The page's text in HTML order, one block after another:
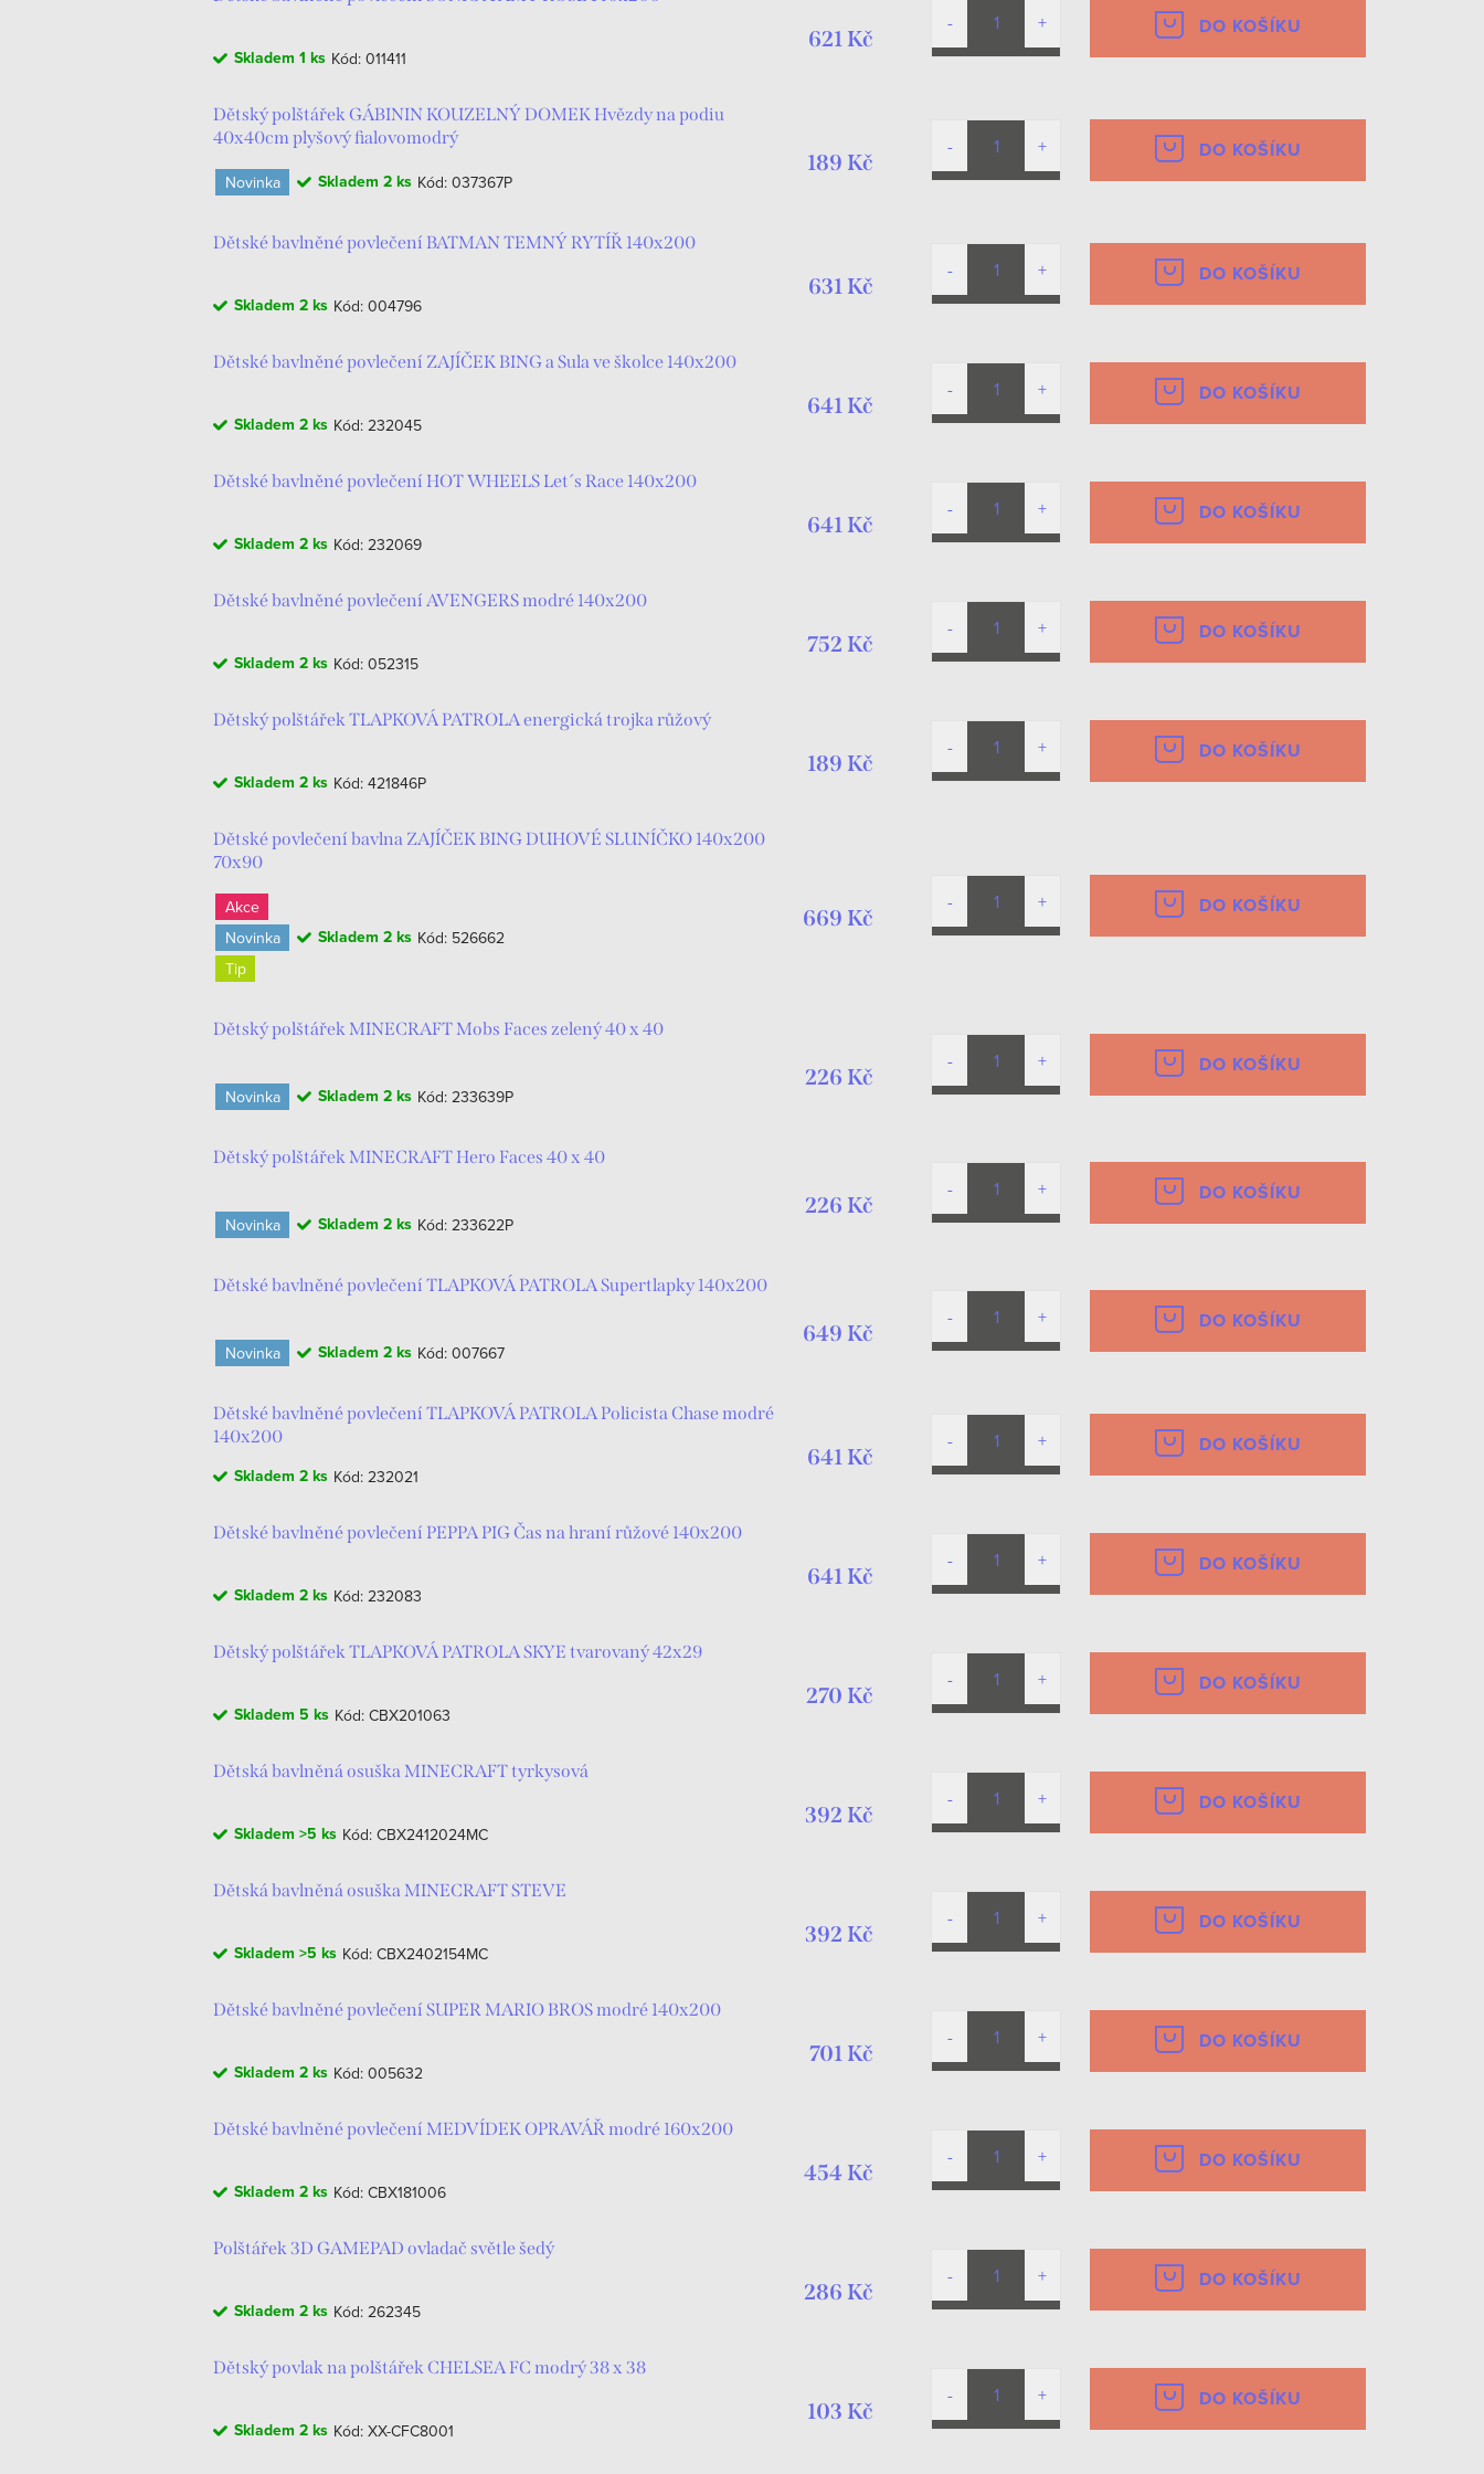
Skladem 1 ks Kód: 011411
621 Kč DO KOŠÍKU
Dětský polštářek GÁBININ KOUZELNÝ DOMEK Hvězdy na podiu
40x40cm plyšový fialovomodrý
Novinka Skladem 2 ks Kód: 037367P
189 Kč DO KOŠÍKU
Dětské bavlněné povlečení BATMAN TEMNÝ RYTÍŘ 140x200
Skladem 2 ks Kód: 004796
631 Kč DO KOŠÍKU
Dětské bavlněné povlečení ZAJÍČEK BING a Sula ve školce 140x200
Skladem 2 ks Kód: 232045
641 Kč DO KOŠÍKU
Dětské bavlněné povlečení HOT WHEELS Let´s Race 140x200
Skladem 2 ks Kód: 232069
641 Kč DO KOŠÍKU
Dětské bavlněné povlečení AVENGERS modré 140x200
Skladem 2 ks Kód: 052315
752 Kč DO KOŠÍKU
Dětský polštářek TLAPKOVÁ PATROLA energická trojka růžový
Skladem 2 ks Kód: 421846P
189 Kč DO KOŠÍKU
Dětské povlečení bavlna ZAJÍČEK BING DUHOVÉ SLUNÍČKO 140x200
70x90
Akce
Novinka
Tip
Skladem 2 ks Kód: 526662
669 Kč DO KOŠÍKU
Dětský polštářek MINECRAFT Mobs Faces zelený 40 x 40
Novinka Skladem 2 ks Kód: 233639P
226 Kč DO KOŠÍKU
Dětský polštářek MINECRAFT Hero Faces 40 x 40
Novinka Skladem 2 ks Kód: 233622P
226 Kč DO KOŠÍKU
Dětské bavlněné povlečení TLAPKOVÁ PATROLA Supertlapky 140x200
Novinka Skladem 2 ks Kód: 007667
649 Kč DO KOŠÍKU
Dětské bavlněné povlečení TLAPKOVÁ PATROLA Policista Chase modré
140x200
Skladem 2 ks Kód: 232021
641 Kč DO KOŠÍKU
Dětské bavlněné povlečení PEPPA PIG Čas na hraní růžové 140x200
Skladem 2 ks Kód: 232083
641 Kč DO KOŠÍKU
Dětský polštářek TLAPKOVÁ PATROLA SKYE tvarovaný 42x29
Skladem 5 ks Kód: CBX201063
270 Kč DO KOŠÍKU
Dětská bavlněná osuška MINECRAFT tyrkysová
Skladem >5 ks Kód: CBX2412024MC
392 Kč DO KOŠÍKU
Dětská bavlněná osuška MINECRAFT STEVE
Skladem >5 ks Kód: CBX2402154MC
392 Kč DO KOŠÍKU
Dětské bavlněné povlečení SUPER MARIO BROS modré 140x200
Skladem 2 ks Kód: 005632
701 Kč DO KOŠÍKU
Dětské bavlněné povlečení MEDVÍDEK OPRAVÁŘ modré 160x200
Skladem 2 ks Kód: CBX181006
454 Kč DO KOŠÍKU
Polštářek 3D GAMEPAD ovladač světle šedý
Skladem 2 ks Kód: 262345
286 Kč DO KOŠÍKU
Dětský povlak na polštářek CHELSEA FC modrý 38 x 38
Skladem 2 ks Kód: XX-CFC8001
103 Kč DO KOŠÍKU